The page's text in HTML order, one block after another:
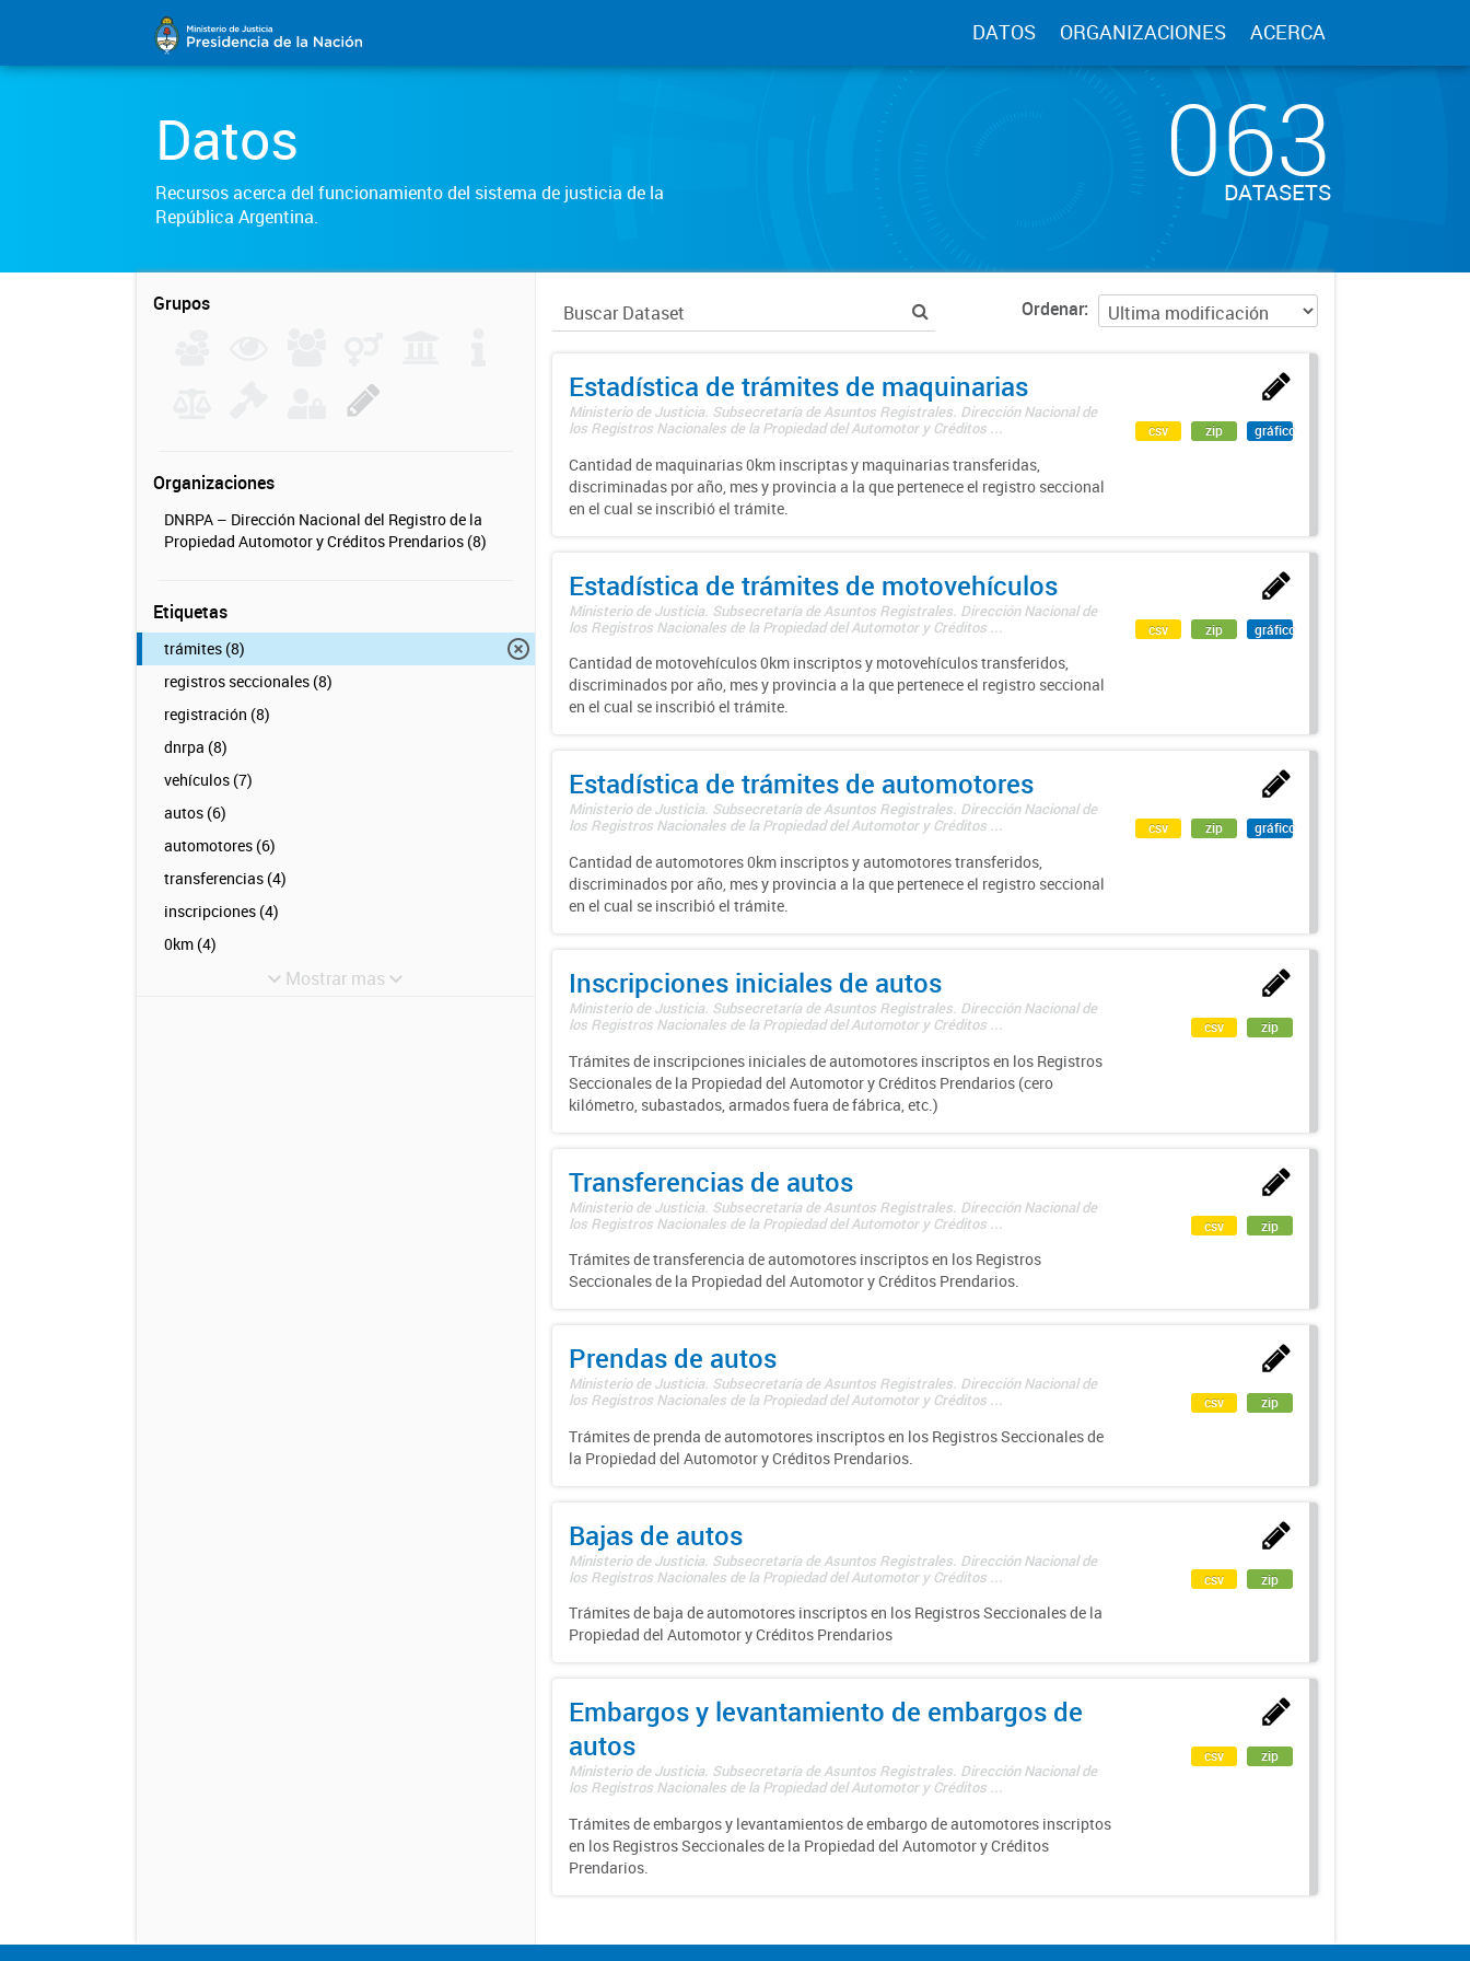
DATOS ORGANIZACIONES ACERCA
Datos
Recursos acerca del funcionamiento del sistema de justicia de la
República Argentina.
063
DATASETS
Grupos
Organizaciones
DNRPA – Dirección Nacional del Registro de la
Propiedad Automotor y Créditos Prendarios (8)
Etiquetas
trámites (8)
registros seccionales (8)
registración (8)
dnrpa (8)
vehículos (7)
autos (6)
automotores (6)
transferencias (4)
inscripciones (4)
0km (4)
Mostrar mas
Ordenar
Estadística de trámites de maquinarias
Ministerio de Justicia. Subsecretaría de Asuntos Registrales. Dirección Nacional de
los Registros Nacionales de la Propiedad del Automotor y Créditos ...
Cantidad de maquinarias 0km inscriptas y maquinarias transferidas,
discriminadas por año, mes y provincia a la que pertenece el registro seccional
en el cual se inscribió el trámite.
csv zip gráfico
Estadística de trámites de motovehículos
Ministerio de Justicia. Subsecretaría de Asuntos Registrales. Dirección Nacional de
los Registros Nacionales de la Propiedad del Automotor y Créditos ...
Cantidad de motovehículos 0km inscriptos y motovehículos transferidos,
discriminados por año, mes y provincia a la que pertenece el registro seccional
en el cual se inscribió el trámite.
csv zip gráfico
Estadística de trámites de automotores
Ministerio de Justicia. Subsecretaría de Asuntos Registrales. Dirección Nacional de
los Registros Nacionales de la Propiedad del Automotor y Créditos ...
Cantidad de automotores 0km inscriptos y automotores transferidos,
discriminados por año, mes y provincia a la que pertenece el registro seccional
en el cual se inscribió el trámite.
csv zip gráfico
Inscripciones iniciales de autos
Ministerio de Justicia. Subsecretaría de Asuntos Registrales. Dirección Nacional de
los Registros Nacionales de la Propiedad del Automotor y Créditos ...
Trámites de inscripciones iniciales de automotores inscriptos en los Registros
Seccionales de la Propiedad del Automotor y Créditos Prendarios (cero
kilómetro, subastados, armados fuera de fábrica, etc.)
csv zip
Transferencias de autos
Ministerio de Justicia. Subsecretaría de Asuntos Registrales. Dirección Nacional de
los Registros Nacionales de la Propiedad del Automotor y Créditos ...
Trámites de transferencia de automotores inscriptos en los Registros
Seccionales de la Propiedad del Automotor y Créditos Prendarios.
csv zip
Prendas de autos
Ministerio de Justicia. Subsecretaría de Asuntos Registrales. Dirección Nacional de
los Registros Nacionales de la Propiedad del Automotor y Créditos ...
Trámites de prenda de automotores inscriptos en los Registros Seccionales de
la Propiedad del Automotor y Créditos Prendarios.
csv zip
Bajas de autos
Ministerio de Justicia. Subsecretaría de Asuntos Registrales. Dirección Nacional de
los Registros Nacionales de la Propiedad del Automotor y Créditos ...
Trámites de baja de automotores inscriptos en los Registros Seccionales de la
Propiedad del Automotor y Créditos Prendarios
csv zip
Embargos y levantamiento de embargos de
autos
Ministerio de Justicia. Subsecretaría de Asuntos Registrales. Dirección Nacional de
los Registros Nacionales de la Propiedad del Automotor y Créditos ...
Trámites de embargos y levantamientos de embargo de automotores inscriptos
en los Registros Seccionales de la Propiedad del Automotor y Créditos
Prendarios.
csv zip